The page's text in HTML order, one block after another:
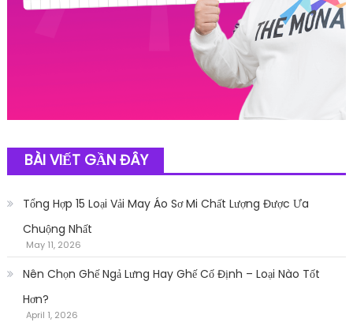
BÀI VIẾT GẦN ĐÂY
Tổng Hợp 15 Loại Vải May Áo Sơ Mi Chất Lượng Được Ưa
Chuộng Nhất
May 11, 2026
Nên Chọn Ghế Ngả Lưng Hay Ghế Cố Định – Loại Nào Tốt
Hơn?
April 1, 2026